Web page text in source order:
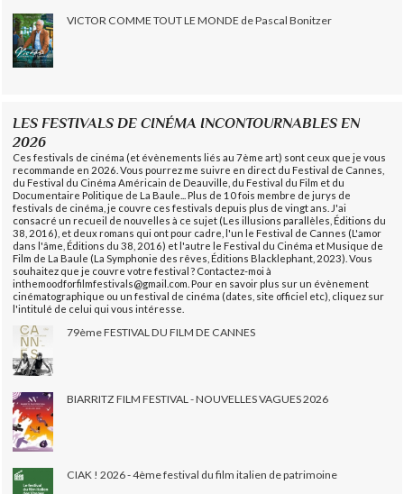
VICTOR COMME TOUT LE MONDE de Pascal Bonitzer
LES FESTIVALS DE CINÉMA INCONTOURNABLES EN
2026
Ces festivals de cinéma (et évènements liés au 7ème art) sont ceux que je vous
recommande en 2026. Vous pourrez me suivre en direct du Festival de Cannes,
du Festival du Cinéma Américain de Deauville, du Festival du Film et du
Documentaire Politique de La Baule... Plus de 10 fois membre de jurys de
festivals de cinéma, je couvre ces festivals depuis plus de vingt ans. J'ai
consacré un recueil de nouvelles à ce sujet (Les illusions parallèles, Éditions du
38, 2016), et deux romans qui ont pour cadre, l'un le Festival de Cannes (L'amor
dans l'âme, Éditions du 38, 2016) et l'autre le Festival du Cinéma et Musique de
Film de La Baule (La Symphonie des rêves, Éditions Blacklephant, 2023). Vous
souhaitez que je couvre votre festival ? Contactez-moi à
inthemoodforfilmfestivals@gmail.com. Pour en savoir plus sur un évènement
cinématographique ou un festival de cinéma (dates, site officiel etc), cliquez sur
l'intitulé de celui qui vous intéresse.
79ème FESTIVAL DU FILM DE CANNES
BIARRITZ FILM FESTIVAL - NOUVELLES VAGUES 2026
CIAK ! 2026 - 4ème festival du film italien de patrimoine